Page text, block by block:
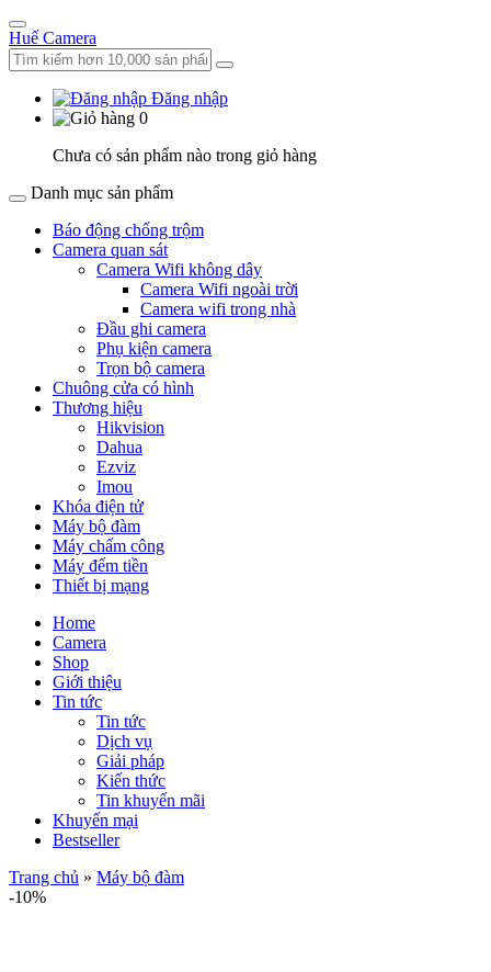
Huế Camera
Đăng nhập
0
Chưa có sản phẩm nào trong giỏ hàng
Danh mục sản phẩm
Báo động chống trộm
Camera quan sát
Camera Wifi không dây
Camera Wifi ngoài trời
Camera wifi trong nhà
Đầu ghi camera
Phụ kiện camera
Trọn bộ camera
Chuông cửa có hình
Thương hiệu
Hikvision
Dahua
Ezviz
Imou
Khóa điện tử
Máy bộ đàm
Máy chấm công
Máy đếm tiền
Thiết bị mạng
Home
Camera
Shop
Giới thiệu
Tin tức
Tin tức
Dịch vụ
Giải pháp
Kiến thức
Tin khuyến mãi
Khuyến mại
Bestseller
Trang chủ » Máy bộ đàm
-10%